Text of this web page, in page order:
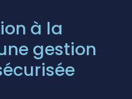
à la
gestion